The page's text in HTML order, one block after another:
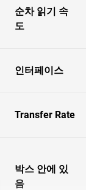
순차 읽기 속
도
인터페이스
Transfer Rate
박스 안에 있
음